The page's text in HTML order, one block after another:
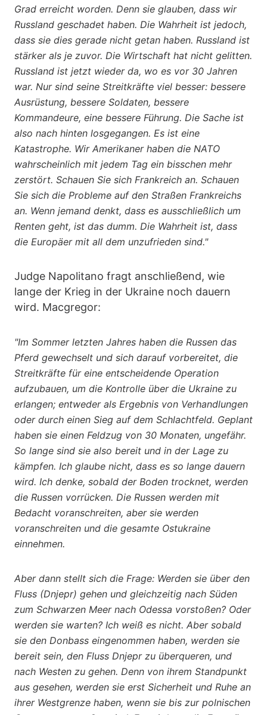
Grad erreicht worden. Denn sie glauben, dass wir
Russland geschadet haben. Die Wahrheit ist jedoch,
dass sie dies gerade nicht getan haben. Russland ist
stärker als je zuvor. Die Wirtschaft hat nicht gelitten.
Russland ist jetzt wieder da, wo es vor 30 Jahren
war. Nur sind seine Streitkräfte viel besser: bessere
Ausrüstung, bessere Soldaten, bessere
Kommandeure, eine bessere Führung. Die Sache ist
also nach hinten losgegangen. Es ist eine
Katastrophe. Wir Amerikaner haben die NATO
wahrscheinlich mit jedem Tag ein bisschen mehr
zerstört. Schauen Sie sich Frankreich an. Schauen
Sie sich die Probleme auf den Straßen Frankreichs
an. Wenn jemand denkt, dass es ausschließlich um
Renten geht, ist das dumm. Die Wahrheit ist, dass
die Europäer mit all dem unzufrieden sind."
Judge Napolitano fragt anschließend, wie
lange der Krieg in der Ukraine noch dauern
wird. Macgregor:
"Im Sommer letzten Jahres haben die Russen das
Pferd gewechselt und sich darauf vorbereitet, die
Streitkräfte für eine entscheidende Operation
aufzubauen, um die Kontrolle über die Ukraine zu
erlangen; entweder als Ergebnis von Verhandlungen
oder durch einen Sieg auf dem Schlachtfeld. Geplant
haben sie einen Feldzug von 30 Monaten, ungefähr.
So lange sind sie also bereit und in der Lage zu
kämpfen. Ich glaube nicht, dass es so lange dauern
wird. Ich denke, sobald der Boden trocknet, werden
die Russen vorrücken. Die Russen werden mit
Bedacht voranschreiten, aber sie werden
voranschreiten und die gesamte Ostukraine
einnehmen.
Aber dann stellt sich die Frage: Werden sie über den
Fluss (Dnjepr) gehen und gleichzeitig nach Süden
zum Schwarzen Meer nach Odessa vorstoßen? Oder
werden sie warten? Ich weiß es nicht. Aber sobald
sie den Donbass eingenommen haben, werden sie
bereit sein, den Fluss Dnjepr zu überqueren, und
nach Westen zu gehen. Denn von ihrem Standpunkt
aus gesehen, werden sie erst Sicherheit und Ruhe an
ihrer Westgrenze haben, wenn sie bis zur polnischen